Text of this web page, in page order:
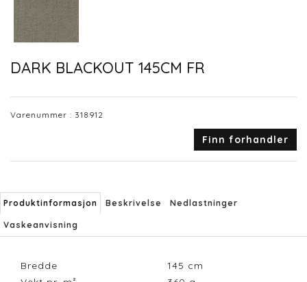
DARK BLACKOUT 145CM FR
Varenummer : 318912
Finn forhandler
Produktinformasjon Beskrivelse Nedlastninger
Vaskeanvisning
Bredde 145 cm